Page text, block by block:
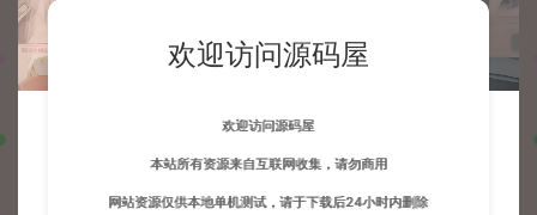
欢迎访问源码屋
欢迎访问源码屋
本站所有资源来自互联网收集，请勿商用
网站资源仅供本地单机测试，请于下载后24小时内删除